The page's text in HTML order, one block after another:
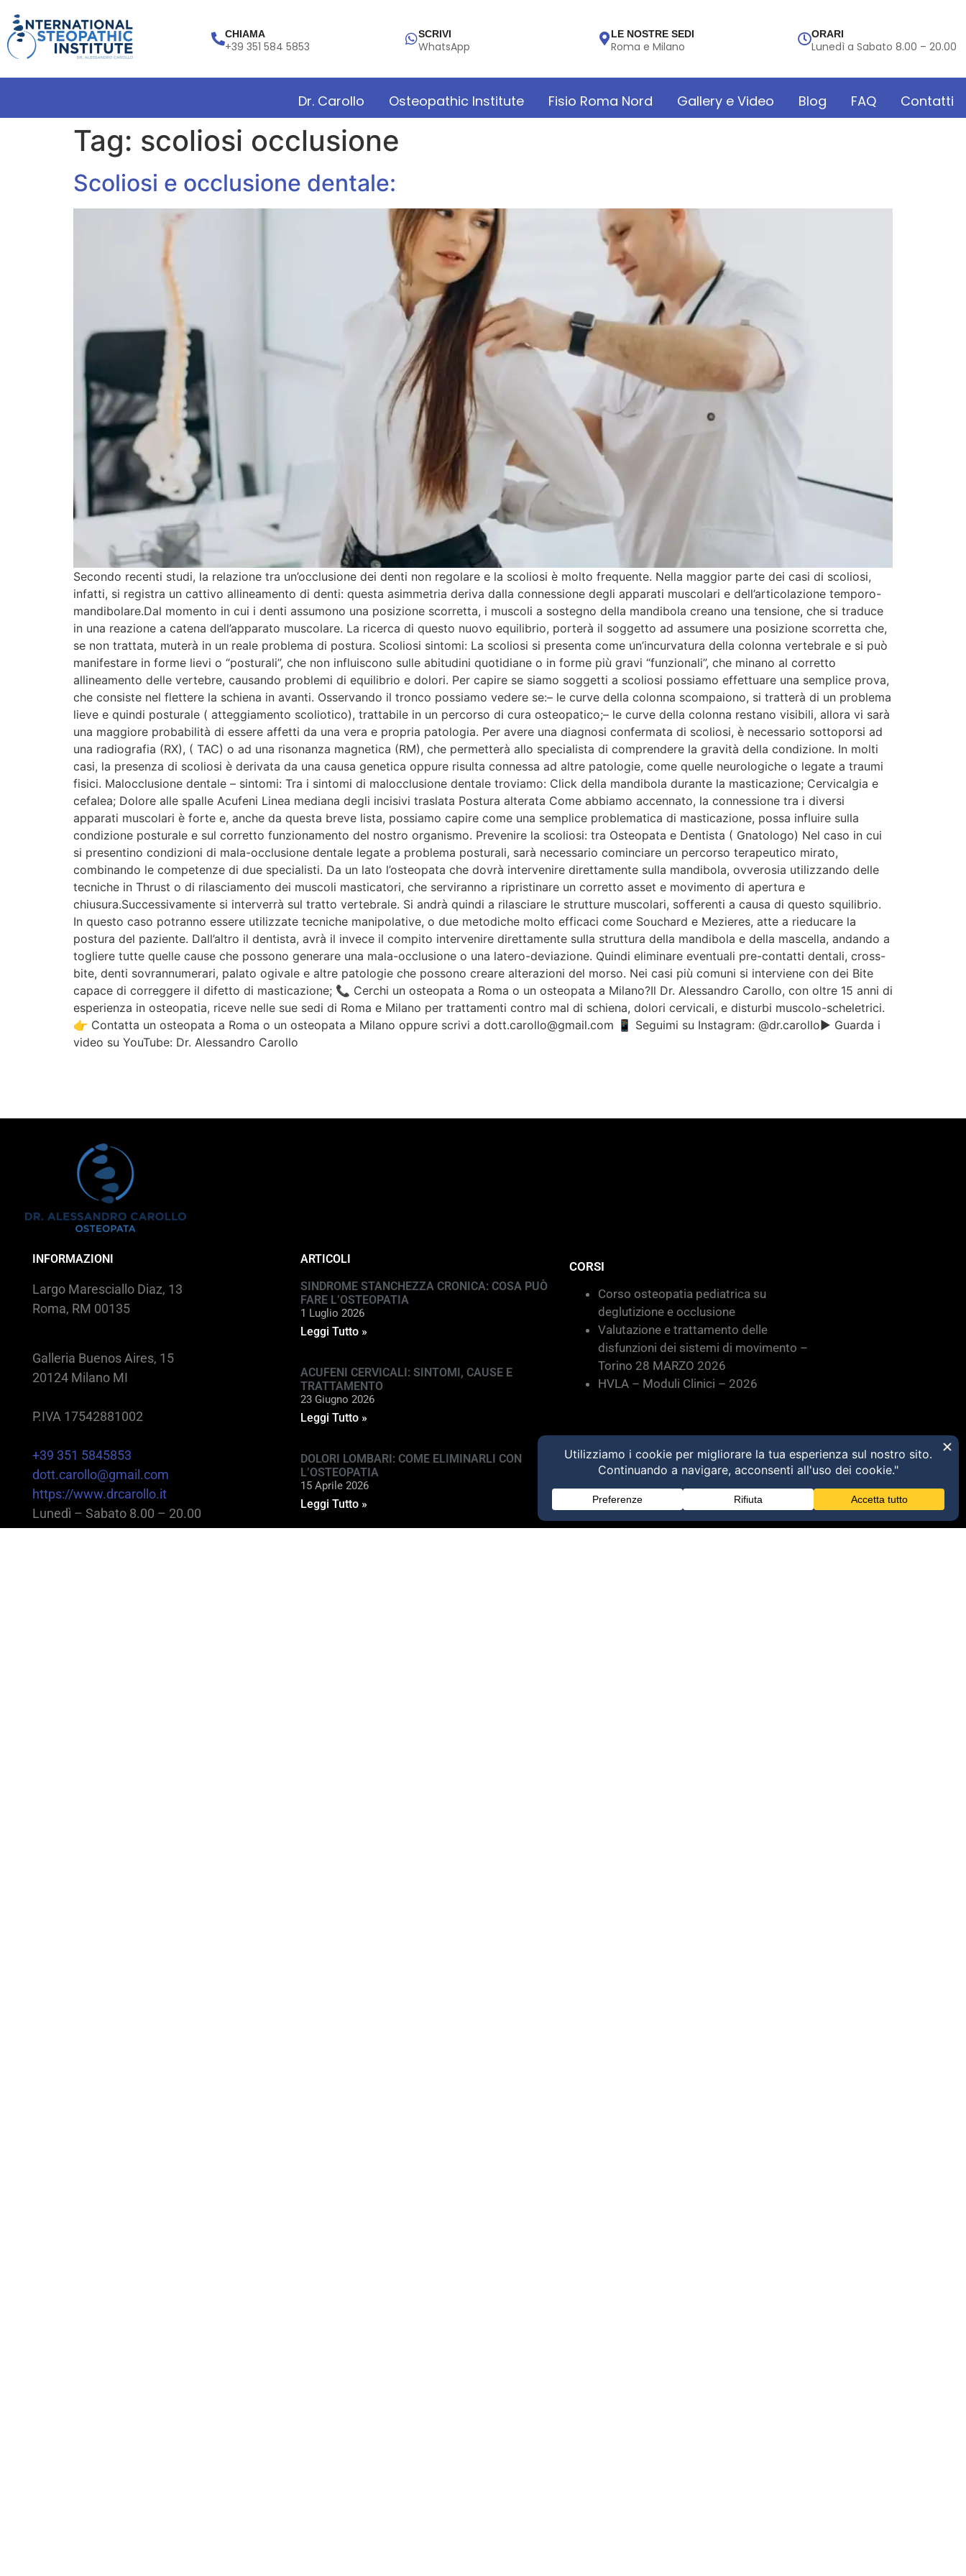
CHIAMA
+39 351 584 5853
SCRIVI
WhatsApp
LE NOSTRE SEDI
Roma e Milano
ORARI
Lunedì a Sabato 8.00 – 20.00
Dr. Carollo Osteopathic Institute Fisio Roma Nord Gallery e Video Blog FAQ Contatti
Tag: scoliosi occlusione
Scoliosi e occlusione dentale:
Secondo recenti studi, la relazione tra un’occlusione dei denti non regolare e la scoliosi è molto frequente. Nella maggior parte dei casi di scoliosi,
infatti, si registra un cattivo allineamento di denti: questa asimmetria deriva dalla connessione degli apparati muscolari e dell’articolazione temporo-
mandibolare.Dal momento in cui i denti assumono una posizione scorretta, i muscoli a sostegno della mandibola creano una tensione, che si traduce
in una reazione a catena dell’apparato muscolare. La ricerca di questo nuovo equilibrio, porterà il soggetto ad assumere una posizione scorretta che,
se non trattata, muterà in un reale problema di postura. Scoliosi sintomi: La scoliosi si presenta come un’incurvatura della colonna vertebrale e si può
manifestare in forme lievi o “posturali”, che non influiscono sulle abitudini quotidiane o in forme più gravi “funzionali”, che minano al corretto
allineamento delle vertebre, causando problemi di equilibrio e dolori. Per capire se siamo soggetti a scoliosi possiamo effettuare una semplice prova,
che consiste nel flettere la schiena in avanti. Osservando il tronco possiamo vedere se:– le curve della colonna scompaiono, si tratterà di un problema
lieve e quindi posturale ( atteggiamento scoliotico), trattabile in un percorso di cura osteopatico;– le curve della colonna restano visibili, allora vi sarà
una maggiore probabilità di essere affetti da una vera e propria patologia. Per avere una diagnosi confermata di scoliosi, è necessario sottoporsi ad
una radiografia (RX), ( TAC) o ad una risonanza magnetica (RM), che permetterà allo specialista di comprendere la gravità della condizione. In molti
casi, la presenza di scoliosi è derivata da una causa genetica oppure risulta connessa ad altre patologie, come quelle neurologiche o legate a traumi
fisici. Malocclusione dentale – sintomi: Tra i sintomi di malocclusione dentale troviamo: Click della mandibola durante la masticazione; Cervicalgia e
cefalea; Dolore alle spalle Acufeni Linea mediana degli incisivi traslata Postura alterata Come abbiamo accennato, la connessione tra i diversi
apparati muscolari è forte e, anche da questa breve lista, possiamo capire come una semplice problematica di masticazione, possa influire sulla
condizione posturale e sul corretto funzionamento del nostro organismo. Prevenire la scoliosi: tra Osteopata e Dentista ( Gnatologo) Nel caso in cui
si presentino condizioni di mala-occlusione dentale legate a problema posturali, sarà necessario cominciare un percorso terapeutico mirato,
combinando le competenze di due specialisti. Da un lato l’osteopata che dovrà intervenire direttamente sulla mandibola, ovverosia utilizzando delle
tecniche in Thrust o di rilasciamento dei muscoli masticatori, che serviranno a ripristinare un corretto asset e movimento di apertura e
chiusura.Successivamente si interverrà sul tratto vertebrale. Si andrà quindi a rilasciare le strutture muscolari, sofferenti a causa di questo squilibrio.
In questo caso potranno essere utilizzate tecniche manipolative, o due metodiche molto efficaci come Souchard e Mezieres, atte a rieducare la
postura del paziente. Dall’altro il dentista, avrà il invece il compito intervenire direttamente sulla struttura della mandibola e della mascella, andando a
togliere tutte quelle cause che possono generare una mala-occlusione o una latero-deviazione. Quindi eliminare eventuali pre-contatti dentali, cross-
bite, denti sovrannumerari, palato ogivale e altre patologie che possono creare alterazioni del morso. Nei casi più comuni si interviene con dei Bite
capace di correggere il difetto di masticazione; 📞 Cerchi un osteopata a Roma o un osteopata a Milano?Il Dr. Alessandro Carollo, con oltre 15 anni di
esperienza in osteopatia, riceve nelle sue sedi di Roma e Milano per trattamenti contro mal di schiena, dolori cervicali, e disturbi muscolo-scheletrici.
👉 Contatta un osteopata a Roma o un osteopata a Milano oppure scrivi a dott.carollo@gmail.com 📱 Seguimi su Instagram: @dr.carollo▶️ Guarda i
video su YouTube: Dr. Alessandro Carollo
INFORMAZIONI
Largo Maresciallo Diaz, 13
Roma, RM 00135
Galleria Buenos Aires, 15
20124 Milano MI
P.IVA 17542881002
+39 351 5845853
dott.carollo@gmail.com
https://www.drcarollo.it
Lunedì – Sabato 8.00 – 20.00
ARTICOLI
SINDROME STANCHEZZA CRONICA: COSA PUÒ
FARE L’OSTEOPATIA
1 Luglio 2026
Leggi Tutto »
ACUFENI CERVICALI: SINTOMI, CAUSE E
TRATTAMENTO
23 Giugno 2026
Leggi Tutto »
DOLORI LOMBARI: COME ELIMINARLI CON
L’OSTEOPATIA
15 Aprile 2026
Leggi Tutto »
CORSI
Corso osteopatia pediatrica su
deglutizione e occlusione
Valutazione e trattamento delle
disfunzioni dei sistemi di movimento –
Torino 28 MARZO 2026
HVLA – Moduli Clinici – 2026